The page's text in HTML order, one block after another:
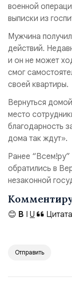
военной
выписки из
Мужчина
действий.
и он не может
смог
своей квартиры.
Вернуться
место
благодарность
дома так ждут».
Ранее “Всем!ру”
обратились в
незаконной
😊 B I U Цитата
Отправить